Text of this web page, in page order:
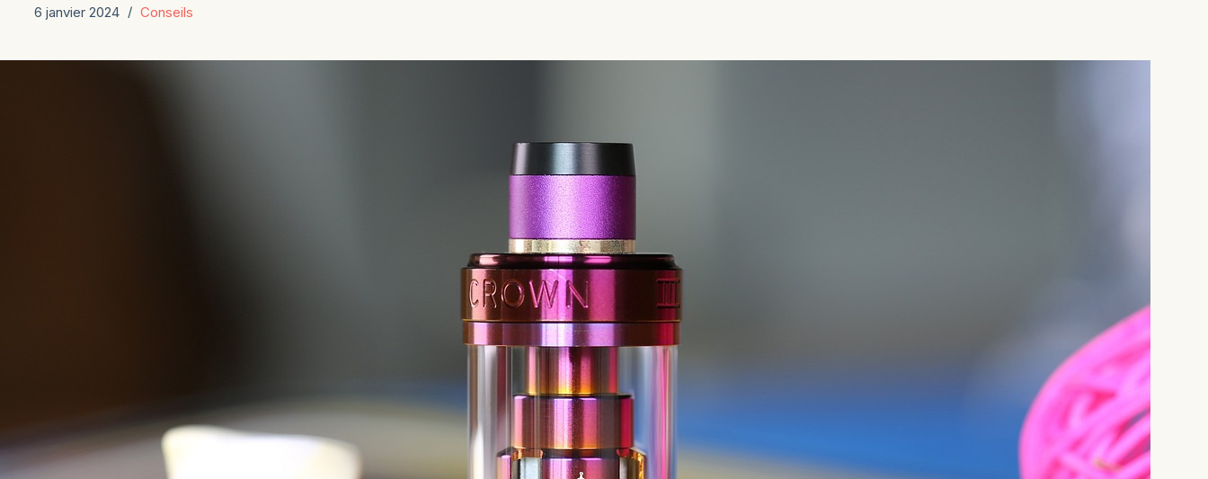
6 janvier 2024 Conseils